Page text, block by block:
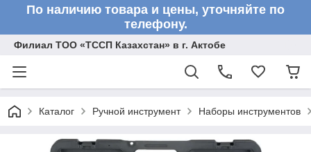
По наличию товара и цены, уточняйте по
телефону.
Филиал ТОО «ТССП Казахстан» в г. Актобе
Каталог Ручной инструмент Наборы инструментов